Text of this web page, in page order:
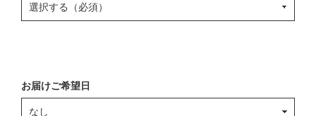
お届けご希望日